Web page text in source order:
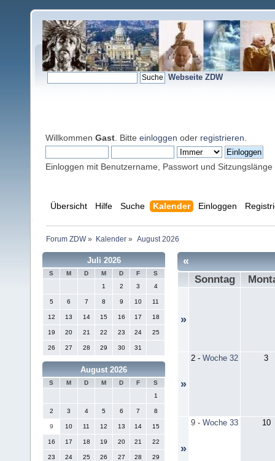
Webseite ZDW
Willkommen Gast . Bitte einloggen oder registrieren
Einloggen mit Benutzername, Passwort und Sitzungslänge
Übersicht Hilfe Suche Kalender Einloggen
Forum ZDW» Kalender » August 2026
Juli 2026
S M D M D F
S
1
2 3 4
5 6 7 8 9 10 11
12 13 14 15 16 17 18
19 20 21 22 23 24 25
26 27 28 29 30 31
August 2026
S M D M D F
S
1
2 3 4 5 6 7 8
9 10 11 12 13 14 15
16 17 18 19 20 21 22
23 24 25 26 27 28 29
«
Sonntag
»
»
2 - Woche 32 3
»
9 - Woche 33 10